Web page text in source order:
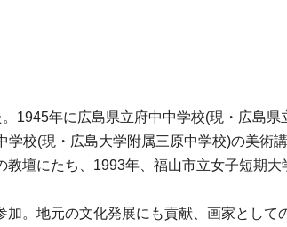
1945年に広島県立府中中学校(現・広島
校(現・広島大学附属三原中学校)の美術
壇にたち、1993年、福山市立女子短期大
。地元の文化発展にも貢献、画家として